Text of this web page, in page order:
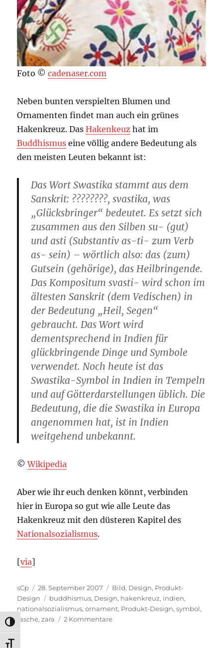
UMSCHALTEN AUF HOHE KONTRASTE
SCHRIFT VERGRÖSSERN
Foto ©cadenaser.com
Neben bunten verspielten Blumen und
Ornamenten findet man auch ein grünes
Hakenkreuz. DasHakenkeuz hat im
Buddhismus eine völlig andere Bedeutung als
den meisten Leuten bekannt ist:
Das Wort Swastika stammt aus dem
Sanskrit: ????????, svastika, was
„Glücksbringer“ bedeutet. Es setzt sich
zusammen aus den Silben su- (gut)
und asti (Substantiv as-ti- zum Verb
as- sein) – wörtlich also: das (zum)
Gutsein (gehörige), das Heilbringende.
Das Kompositum svasti- wird schon im
ältesten Sanskrit (dem Vedischen) in
der Bedeutung „Heil, Segen“
gebraucht. Das Wort wird
dementsprechend in Indien für
glückbringende Dinge und Symbole
verwendet. Noch heute ist das
Swastika-Symbol in Indien in Tempeln
und auf Götterdarstellungen üblich. Die
Bedeutung, die die Swastika in Europa
angenommen hat, ist in Indien
weitgehend unbekannt.
©Wikipedia
Aber wie ihr euch denken könnt, verbinden
hier in Europa so gut wie alle Leute das
Hakenkreuz mit den düsteren Kapitel des
Nationalsozialismus.
[via]
Autor
sCp
Veröffentlicht
am
28. September 2007 Kategorien
Bild, Design, Produkt-
Design
Schlagwörter
buddhismus, Design, hakenkreuz, indien,
nationalsozialismus,ornament, Produkt-Design,symbol,
tasche,zara 2 Kommentarezu